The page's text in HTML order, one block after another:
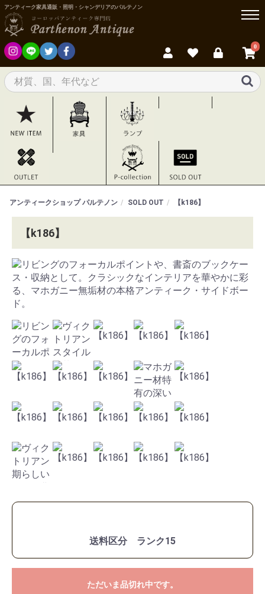
アンティーク家具通販・照明・シャンデリアのパルテノン
0
アンティークショップ パルテノン SOLD OUT 【k186】
【k186】
送料区分 ランク15
ただいま品切れ中です。